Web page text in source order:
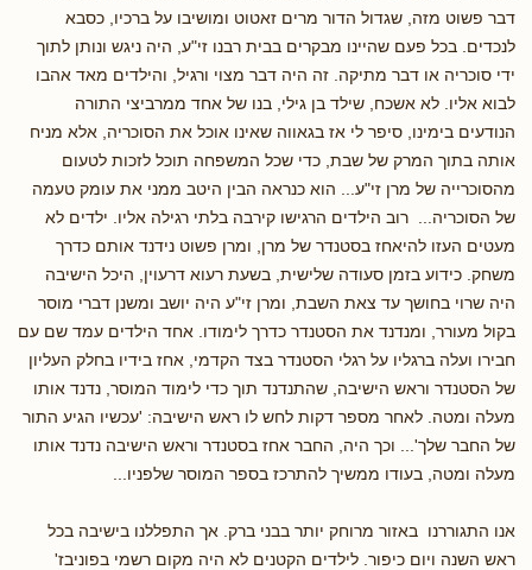
דבר פשוט מזה, שגדול הדור מרים זאטוט ומושיבו על ברכיו, כסבא
לנכדים. בכל פעם שהיינו מבקרים בבית רבנו זי"ע, היה ניגש ונותן לתוך
ידי סוכריה או דבר מתיקה. זה היה דבר מצוי ורגיל, והילדים מאד אהבו
לבוא אליו. לא אשכח, שילד בן גילי, בנו של אחד ממרביצי התורה
הנודעים בימינו, סיפר לי אז בגאווה שאינו אוכל את הסוכריה, אלא מניח
אותה בתוך המרק של שבת, כדי שכל המשפחה תוכל לזכות לטעום
מהסוכרייה של מרן זי"ע... הוא כנראה הבין היטב ממני את עומק טעמה
של הסוכריה... רוב הילדים הרגישו קירבה בלתי רגילה אליו. ילדים לא
מעטים העזו להיאחז בסטנדר של מרן, ומרן פשוט נידנד אותם כדרך
משחק. כידוע בזמן סעודה שלישית, בשעת רעוא דרעוין, היכל הישיבה
היה שרוי בחושך עד צאת השבת, ומרן זי"ע היה יושב ומשנן דברי מוסר
בקול מעורר, ומנדנד את הסטנדר כדרך לימודו. אחד הילדים עמד שם עם
חבירו ועלה ברגליו על רגלי הסטנדר בצד הקדמי, אחז בידיו בחלק העליון
של הסטנדר וראש הישיבה, שהתנדנד תוך כדי לימוד המוסר, נדנד אותו
מעלה ומטה. לאחר מספר דקות לחש לו ראש הישיבה: 'עכשיו הגיע התור
של החבר שלך'... וכך היה, החבר אחז בסטנדר וראש הישיבה נדנד אותו
מעלה ומטה, בעודו ממשיך להתרכז בספר המוסר שלפניו...
אנו התגוררנו באזור מרוחק יותר בבני ברק. אך התפללנו בישיבה בכל
ראש השנה ויום כיפור. לילדים הקטנים לא היה מקום רשמי בפוניבז'